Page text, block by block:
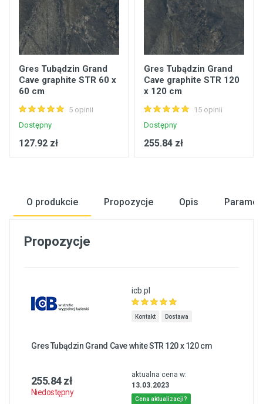
Gres Tubądzin Grand
Cave graphite STR 60 x
60 cm
5 opinii
Dostępny
127.92 zł
Gres Tubądzin Grand
Cave graphite STR 120
x 120 cm
15 opinii
Dostępny
255.84 zł
O produkcie Propozycje Opis
Propozycje
icb.pl
Kontakt Dostawa
Gres Tubądzin Grand Cave white STR 120 x 120 cm
255.84 zł
Niedostępny
aktualna cena w:
13.03.2023
Cena aktualizacji?